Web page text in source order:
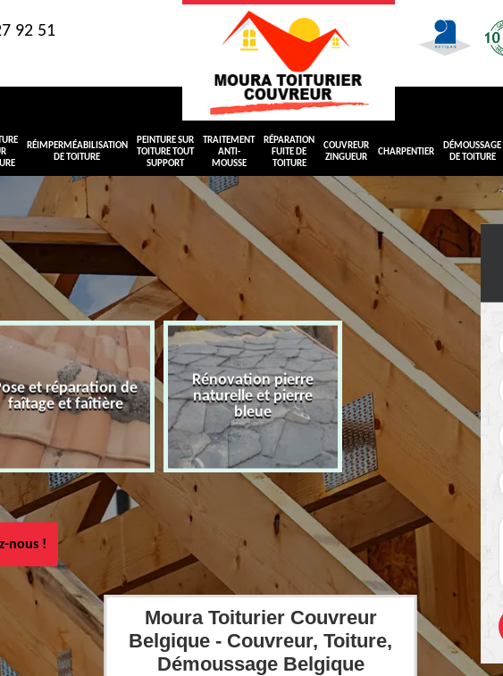
92 51
RÉIMPERMÉABILISATION
DE TOITURE
PEINTURE SUR
TOITURE TOUT
SUPPORT
TRAITEMENT
ANTI-
MOUSSE
RÉPARATION
FUITE DE
TOITURE
COUVREUR
ZINGUEUR
CHARPENTIER
DÉMOUSSAGE
DE TOITURE
et réparation de
faîtage et faîtière
Rénovation pierre
naturelle et pierre
bleue
Peinture sur toiture
nous !
Moura Toiturier Couvreur
Belgique - Couvreur, Toiture,
Démoussage Belgique